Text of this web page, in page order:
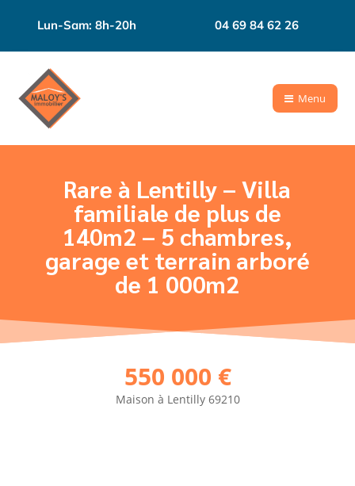
Lun-Sam: 8h-20h 04 69 84 62 26
Menu
Rare à Lentilly – Villa
familiale de plus de
140m2 – 5 chambres,
garage et terrain arboré
de 1 000m2
550 000 €
Maison à Lentilly 69210